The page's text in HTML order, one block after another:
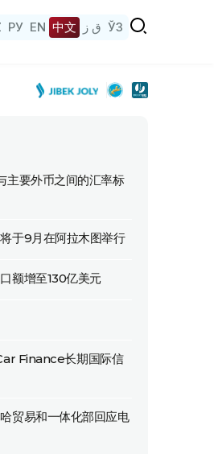
РУ EN 中文 ق ز ЎЗ
主要外币之间的汇率标
于9月在阿拉木图举行
额增至130亿美元
Finance长期国际信
贸易和一体化部回应电